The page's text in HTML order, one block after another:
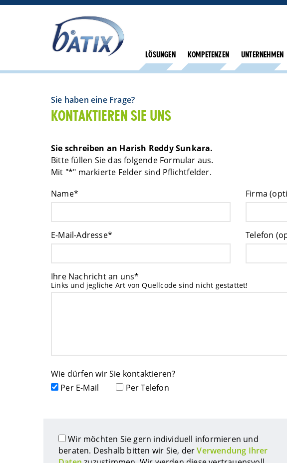
LÖSUNGEN KOMPETENZEN UNTERNEHMEN
Sie haben eine Frage?
KONTAKTIEREN SIE UNS
Sie schreiben an Harish Reddy Sunkara.
Bitte füllen Sie das folgende Formular aus.
Mit "*" markierte Felder sind Pflichtfelder.
Name*
Firma
E-Mail-Adresse* Telefon
Ihre Nachricht an uns*
Links und jegliche Art von Quellcode sind nicht gestattet!
Wie dürfen wir Sie kontaktieren?
Per E-Mail
Per Telefon
Wir möchten Sie gern individuell informieren und
beraten. Deshalb bitten wir Sie, derVerwendung Ihrer